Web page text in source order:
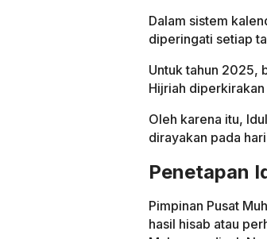
Dalam sistem
diperingati setiap
Untuk tahun 2025,
Hijriah
Oleh karena itu,
dirayakan pada
Penetapan
Pimpinan Pusat
hasil hisab atau